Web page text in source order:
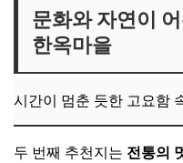
문화와 자연이
한옥마을
시간이 멈춘 듯한 고요함
두 번째 추천지는 전통의